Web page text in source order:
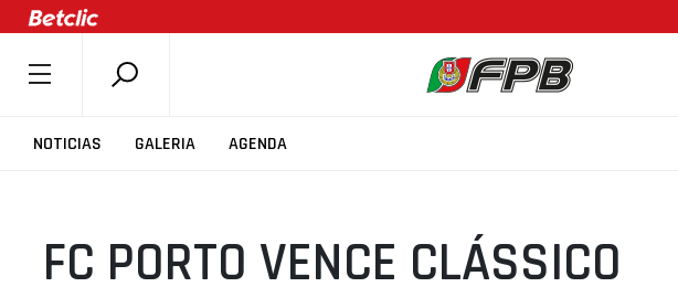
NOTICIAS GALERIA AGENDA
SOBRE A FPB
COMPETIÇÕES
ASSOCIAÇÕES
FC PORTO VENCE CLÁSSICO